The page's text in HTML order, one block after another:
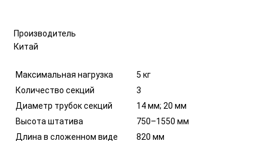
Производитель
Китай
Максимальная нагрузка
5 кг
Количество секций
3
Диаметр трубок секций
14 мм; 20 мм
Высота штатива
750–1550 мм
Длина в сложенном виде
820 мм